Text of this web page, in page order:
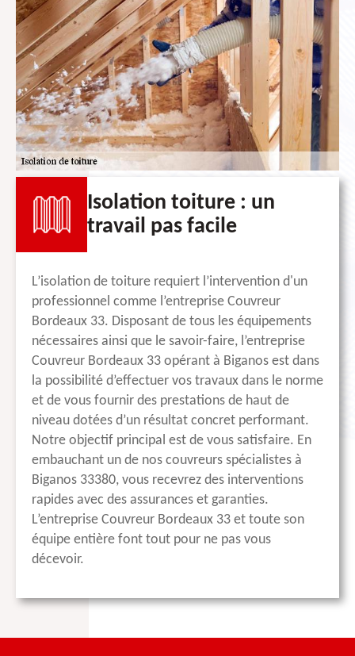
Isolation toiture : un
travail pas facile
L’isolation de toiture requiert l’intervention d'un
professionnel comme l’entreprise Couvreur
Bordeaux 33. Disposant de tous les équipements
nécessaires ainsi que le savoir-faire, l’entreprise
Couvreur Bordeaux 33 opérant à Biganos est dans
la possibilité d’effectuer vos travaux dans le norme
et de vous fournir des prestations de haut de
niveau dotées d’un résultat concret performant.
Notre objectif principal est de vous satisfaire. En
embauchant un de nos couvreurs spécialistes à
Biganos 33380, vous recevrez des interventions
rapides avec des assurances et garanties.
L’entreprise Couvreur Bordeaux 33 et toute son
équipe entière font tout pour ne pas vous
décevoir.